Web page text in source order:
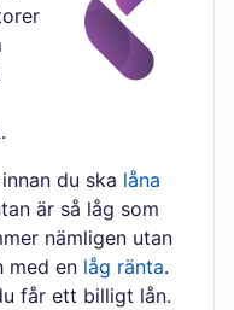
du ska låna
är så låg som
nämligen utan
med en låg ränta.
får ett billigt lån.